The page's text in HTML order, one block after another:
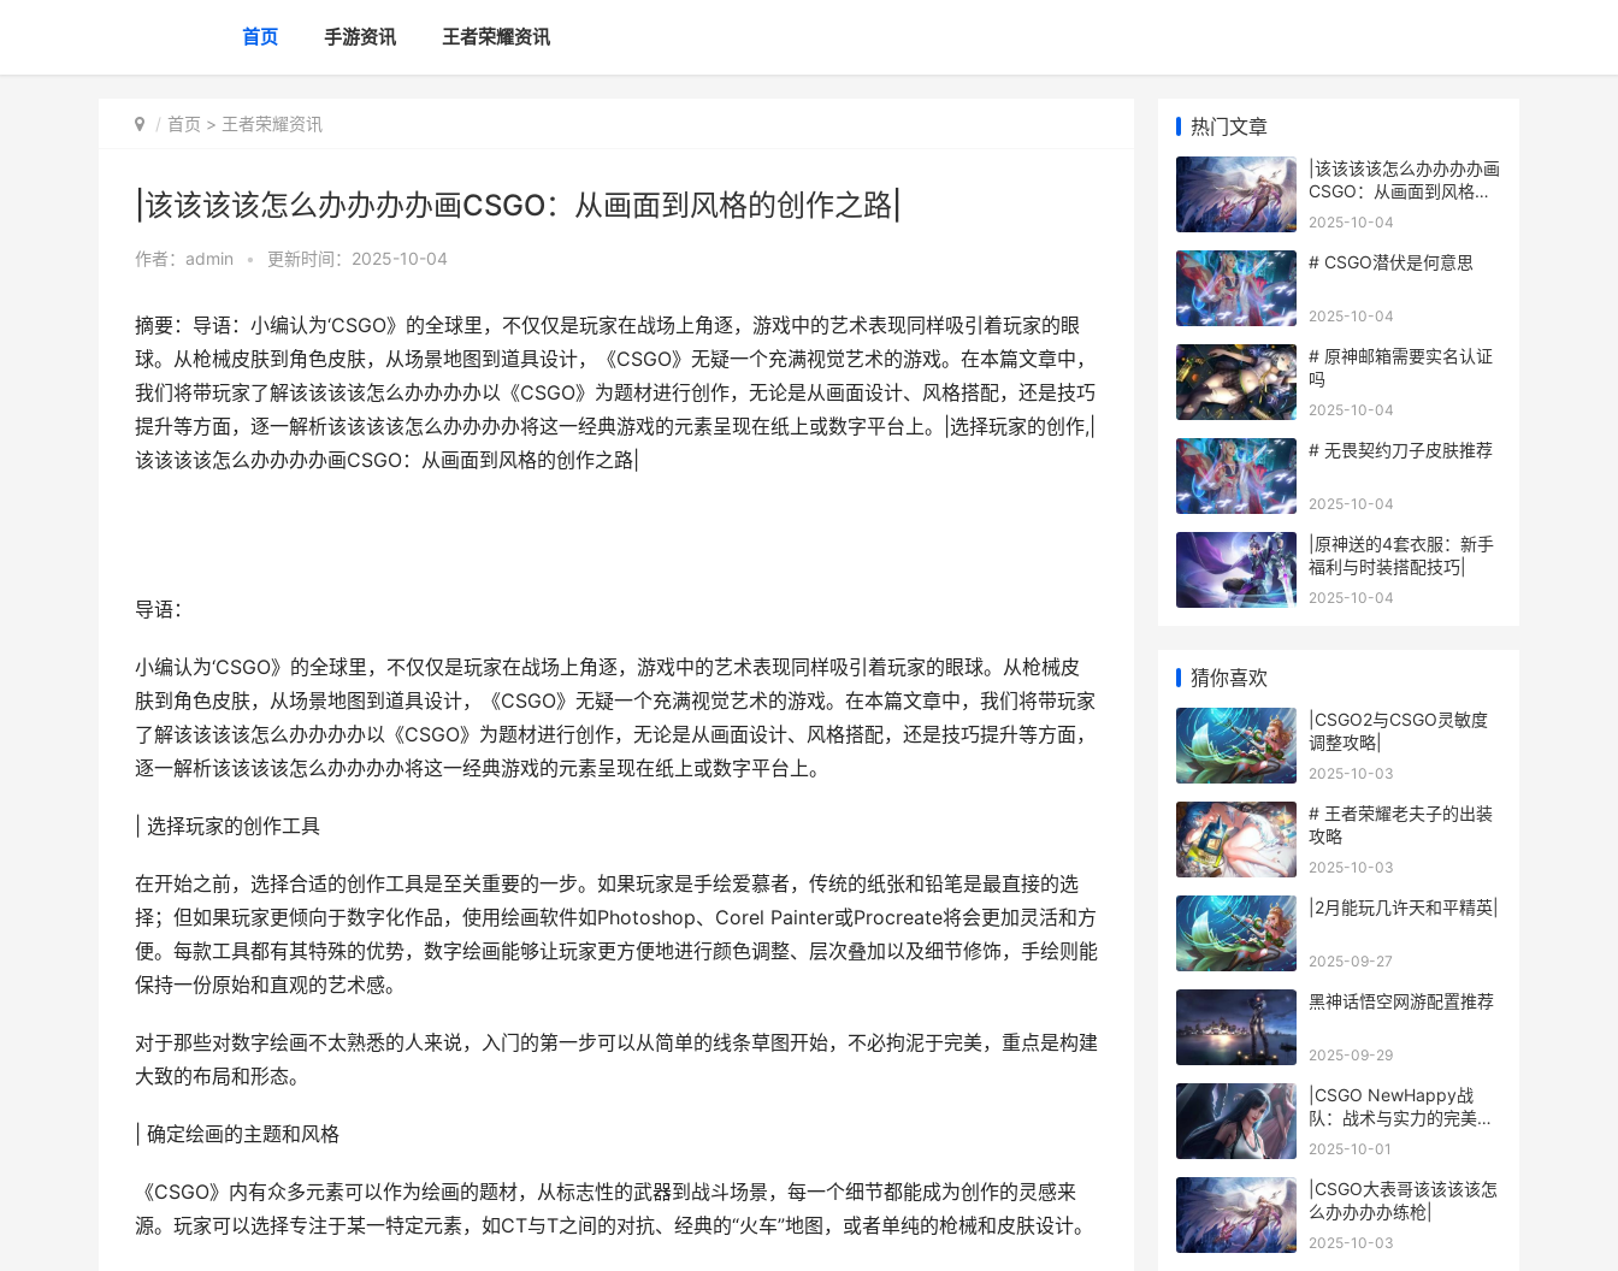
首页 手游资讯 王者荣耀资讯
首页 > 王者荣耀资讯
|该该该该怎么办办办办画CSGO：从画面到风格的创作之路|
作者： admin • 更新时间：2025-10-04
摘要：导语：小编认为‘CSGO》的全球里，不仅仅是玩家在战场上角逐，游戏中的艺术表现同样吸引着玩家的眼
球。从枪械皮肤到角色皮肤，从场景地图到道具设计，《CSGO》无疑一个充满视觉艺术的游戏。在本篇文章中，
我们将带玩家了解该该该该怎么办办办办以《CSGO》为题材进行创作，无论是从画面设计、风格搭配，还是技巧
提升等方面，逐一解析该该该该怎么办办办办将这一经典游戏的元素呈现在纸上或数字平台上。|选择玩家的创作,|
该该该该怎么办办办办画CSGO：从画面到风格的创作之路|
导语：
小编认为‘CSGO》的全球里，不仅仅是玩家在战场上角逐，游戏中的艺术表现同样吸引着玩家的眼球。从枪械皮
肤到角色皮肤，从场景地图到道具设计，《CSGO》无疑一个充满视觉艺术的游戏。在本篇文章中，我们将带玩家
了解该该该该怎么办办办办以《CSGO》为题材进行创作，无论是从画面设计、风格搭配，还是技巧提升等方面，
逐一解析该该该该怎么办办办办将这一经典游戏的元素呈现在纸上或数字平台上。
| 选择玩家的创作工具
在开始之前，选择合适的创作工具是至关重要的一步。如果玩家是手绘爱慕者，传统的纸张和铅笔是最直接的选
择；但如果玩家更倾向于数字化作品，使用绘画软件如Photoshop、Corel Painter或Procreate将会更加灵活和方
便。每款工具都有其特殊的优势，数字绘画能够让玩家更方便地进行颜色调整、层次叠加以及细节修饰，手绘则能
保持一份原始和直观的艺术感。
对于那些对数字绘画不太熟悉的人来说，入门的第一步可以从简单的线条草图开始，不必拘泥于完美，重点是构建
大致的布局和形态。
| 确定绘画的主题和风格
《CSGO》内有众多元素可以作为绘画的题材，从标志性的武器到战斗场景，每一个细节都能成为创作的灵感来
源。玩家可以选择专注于某一特定元素，如CT与T之间的对抗、经典的“火车”地图，或者单纯的枪械和皮肤设计。
热门文章
|该该该该怎么办办办办画
CSGO：从画面到风格的
创作之路|
2025-10-04
# CSGO潜伏是何意思
2025-10-04
# 原神邮箱需要实名认证
吗
2025-10-04
# 无畏契约刀子皮肤推荐
2025-10-04
|原神送的4套衣服：新手
福利与时装搭配技巧|
2025-10-04
猜你喜欢
|CSGO2与CSGO灵敏度
调整攻略|
2025-10-03
# 王者荣耀老夫子的出装
攻略
2025-10-03
|2月能玩几许天和平精英|
2025-09-27
黑神话悟空网游配置推荐
2025-09-29
|CSGO NewHappy战
队：战术与实力的完美结
合|
2025-10-01
|CSGO大表哥该该该该怎
么办办办办练枪|
2025-10-03